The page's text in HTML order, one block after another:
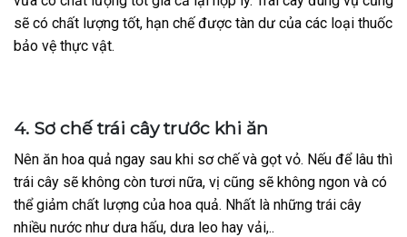
sẽ có chất lượng tốt, hạn chế được tàn dư của các loại thuốc
bảo vệ thực vật.
4. Sơ chế trái cây trước khi ăn
Nên ăn hoa quả ngay sau khi sơ chế và gọt vỏ. Nếu để lâu thì
trái cây sẽ không còn tươi nữa, vị cũng sẽ không ngon và có
thể giảm chất lượng của hoa quả. Nhất là những trái cây
nhiều nước như dưa hấu, dưa leo hay vải,..